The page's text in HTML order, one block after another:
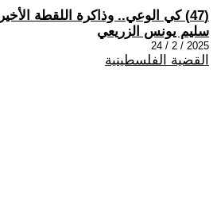
(47) كي الوعي.. وذاكرة اللقطة الأخيرة
سليم يونس الزريعي
2025 / 2 / 24
القضية الفلسطينية